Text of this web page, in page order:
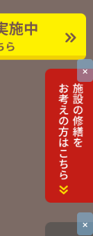
×
×